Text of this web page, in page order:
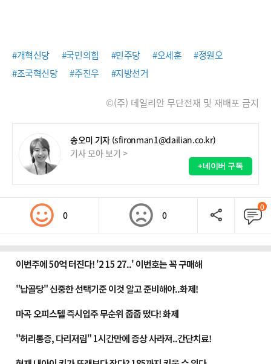
#개혁신당 #국민의힘 #민주당 #오세훈
#정원오
#조국혁신당
#주진우 #지방선거
©(주) 데일리안 무단전재 및 재배포 금지
송오미 기자 (sfironman1@dailian.co.kr)
기사 모아 보기 >
+네이버 구독
0 0
0